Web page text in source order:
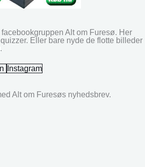
Alt om Furesø. Her
Eller bare nyde de flotte billeder
Instagram
Alt om Furesøs nyhedsbrev.